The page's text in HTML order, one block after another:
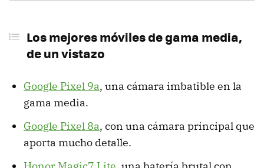
Los mejores móviles de gama media,
de un vistazo
Google Pixel 9a, una cámara imbatible en la
gama media.
Google Pixel 8a, con una cámara principal que
aporta mucho detalle.